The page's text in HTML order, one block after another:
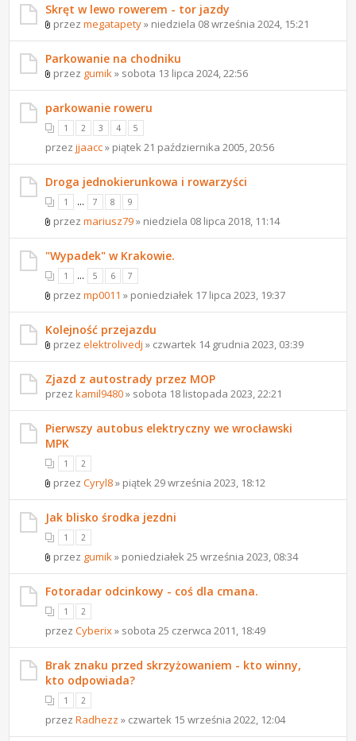
Skręt w lewo rowerem - tor jazdy
przezmegatapety» niedziela 08 września 2024, 15:21
Parkowanie na chodniku
przez gumik » sobota 13 lipca 2024, 22:56
parkowanie roweru
1 2 3 4 5
przezjjaacc» piątek 21 października 2005, 20:56
Droga jednokierunkowa i rowarzyści
1 ... 7 8 9
przezmariusz79» niedziela 08 lipca 2018, 11:14
"Wypadek" w Krakowie.
1 ... 5 6 7
przezmp0011 » poniedziałek 17 lipca 2023, 19:37
Kolejność przejazdu
przezelektrolivedj » czwartek 14 grudnia 2023, 03:39
Zjazd z autostrady przez MOP
przezkamil9480» sobota 18 listopada 2023, 22:21
Pierwszy autobus elektryczny we wrocławski
MPK
1 2
przezCyryl8» piątek 29 września 2023, 18:12
Jak blisko środka jezdni
1 2
przez gumik » poniedziałek 25 września 2023, 08:34
Fotoradar odcinkowy - coś dla cmana.
1 2
przezCyberix» sobota 25 czerwca 2011, 18:49
Brak znaku przed skrzyżowaniem - kto winny,
kto odpowiada?
1 2
przezRadhezz » czwartek 15 września 2022, 12:04